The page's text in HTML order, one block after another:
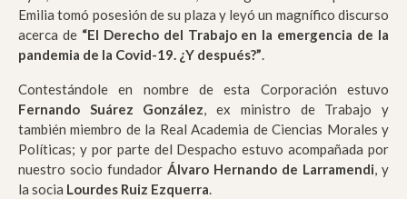
Emilia tomó posesión de su plaza y leyó un magnífico discurso
acerca de “El Derecho del Trabajo en la emergencia de la
pandemia de la Covid-19. ¿Y después?”.
Contestándole en nombre de esta Corporación estuvo
Fernando Suárez González, ex ministro de Trabajo y
también miembro de la Real Academia de Ciencias Morales y
Políticas; y por parte del Despacho estuvo acompañada por
nuestro socio fundador Álvaro Hernando de Larramendi, y
la socia Lourdes Ruiz Ezquerra.